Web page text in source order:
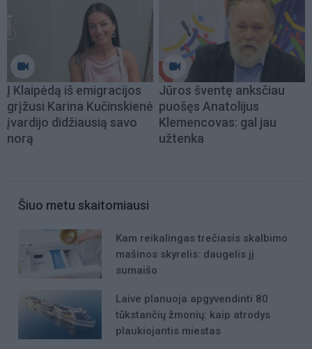
Į Klaipėdą iš emigracijos
grįžusi Karina Kučinskienė
įvardijo didžiausią savo
norą
Jūros šventę anksčiau
puošęs Anatolijus
Klemencovas: gal jau
užtenka
Šiuo metu skaitomiausi
Kam reikalingas trečiasis skalbimo
mašinos skyrelis: daugelis jį
sumaišo
Laive planuoja apgyvendinti 80
tūkstančių žmonių: kaip atrodys
plaukiojantis miestas